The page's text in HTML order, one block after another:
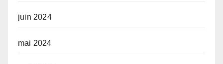
juin 2024
mai 2024